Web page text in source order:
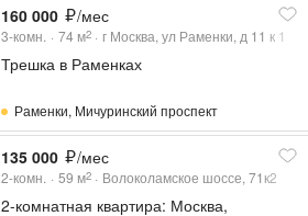
160 000 /мес
3-комн. 74 м2 г Москва, ул Раменки, д 11 к 1
Трешка в Раменках
Раменки, Мичуринский проспект
135 000 /мес
2-комн. 59 м2 Волоколамское шоссе, 71к2
2-комнатная квартира: Москва,